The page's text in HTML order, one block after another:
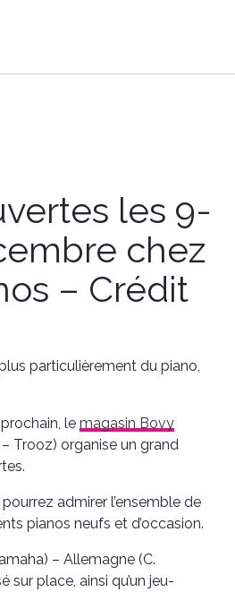
les 9-
chez
– Crédit
particulièrement du piano,
le magasin Bovy
Trooz) organise un grand
admirer l’ensemble de
pianos neufs et d’occasion.
– Allemagne (C.
sur place, ainsi qu’un jeu-